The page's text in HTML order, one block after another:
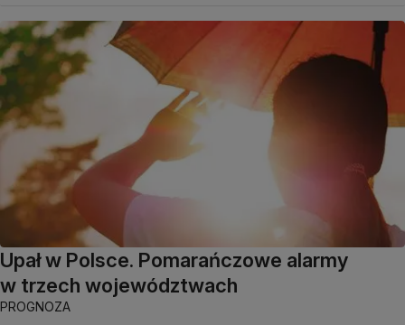
Upał w Polsce. Pomarańczowe alarmy
w trzech województwach
PROGNOZA